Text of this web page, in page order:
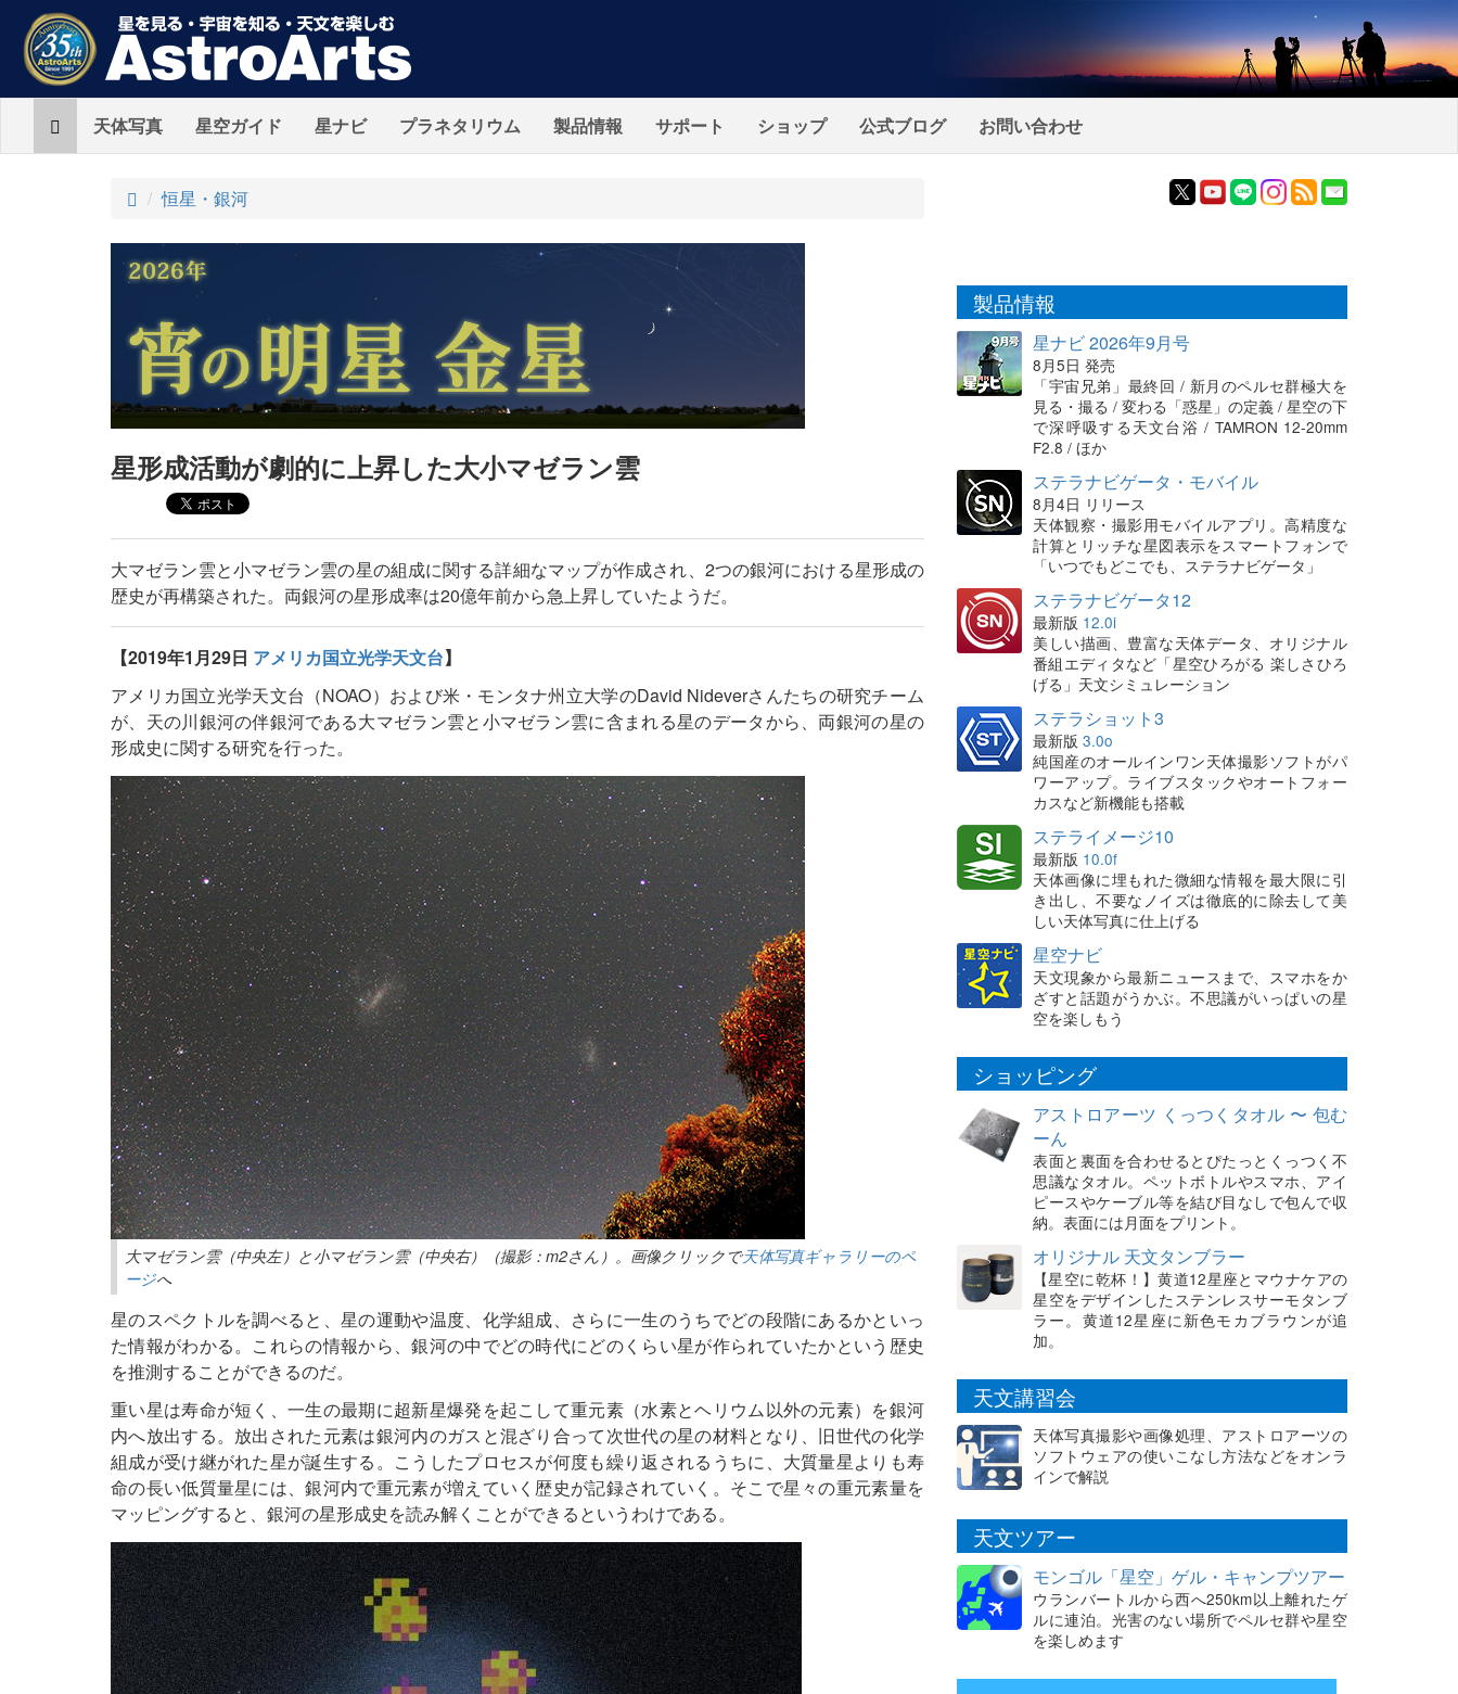
Home天体写真 星空ガイド 星ナビ プラネタリウム 製品情報 サポート ショップ 公式ブログ お問い合わせ
ト
プ
恒星・銀河
星形成活動が劇的に上昇した大小マゼラン雲
大マゼラン雲と小マゼラン雲の星の組成に関する詳細なマップが作成され、2つの銀河における星形成の
歴史が再構築された。両銀河の星形成率は20億年前から急上昇していたようだ。
【2019年1月29日 アメリカ国立光学天文台】
アメリカ国立光学天文台（NOAO）および米・モンタナ州立大学のDavid Nideverさんたちの研究チーム
が、天の川銀河の伴銀河である大マゼラン雲と小マゼラン雲に含まれる星のデータから、両銀河の星の
形成史に関する研究を行った。
大マゼラン雲（中央左）と小マゼラン雲（中央右）（撮影：m2さん）。画像クリックで天体写真ギャラリーのペ
ージへ
星のスペクトルを調べると、星の運動や温度、化学組成、さらに一生のうちでどの段階にあるかといっ
た情報がわかる。これらの情報から、銀河の中でどの時代にどのくらい星が作られていたかという歴史
を推測することができるのだ。
重い星は寿命が短く、一生の最期に超新星爆発を起こして重元素（水素とヘリウム以外の元素）を銀河
内へ放出する。放出された元素は銀河内のガスと混ざり合って次世代の星の材料となり、旧世代の化学
組成が受け継がれた星が誕生する。こうしたプロセスが何度も繰り返されるうちに、大質量星よりも寿
命の長い低質量星には、銀河内で重元素が増えていく歴史が記録されていく。そこで星々の重元素量を
マッピングすると、銀河の星形成史を読み解くことができるというわけである。
製品情報
星ナビ 2026年9月号
8月5日 発売
「宇宙兄弟」最終回 / 新月のペルセ群極大を
見る・撮る / 変わる「惑星」の定義 / 星空の下
で深呼吸する天文台浴 / TAMRON 12-20mm
F2.8 / ほか
ステラナビゲータ・モバイル
8月4日 リリース
天体観察・撮影用モバイルアプリ。高精度な
計算とリッチな星図表示をスマートフォンで
「いつでもどこでも、ステラナビゲータ」
ステラナビゲータ12
最新版 12.0i
美しい描画、豊富な天体データ、オリジナル
番組エディタなど「星空ひろがる 楽しさひろ
げる」天文シミュレーション
ステラショット3
最新版 3.0o
純国産のオールインワン天体撮影ソフトがパ
ワーアップ。ライブスタックやオートフォー
カスなど新機能も搭載
ステライメージ10
最新版 10.0f
天体画像に埋もれた微細な情報を最大限に引
き出し、不要なノイズは徹底的に除去して美
しい天体写真に仕上げる
星空ナビ
天文現象から最新ニュースまで、スマホをか
ざすと話題がうかぶ。不思議がいっぱいの星
空を楽しもう
ショッピング
アストロアーツ くっつくタオル 〜 包む
ーん
表面と裏面を合わせるとぴたっとくっつく不
思議なタオル。ペットボトルやスマホ、アイ
ピースやケーブル等を結び目なしで包んで収
納。表面には月面をプリント。
オリジナル 天文タンブラー
【星空に乾杯！】黄道12星座とマウナケアの
星空をデザインしたステンレスサーモタンブ
ラー。黄道12星座に新色モカブラウンが追
加。
天文講習会
天体写真撮影や画像処理、アストロアーツの
ソフトウェアの使いこなし方法などをオンラ
インで解説
天文ツアー
モンゴル「星空」ゲル・キャンプツアー
ウランバートルから西へ250km以上離れたゲ
ルに連泊。光害のない場所でペルセ群や星空
を楽しめます